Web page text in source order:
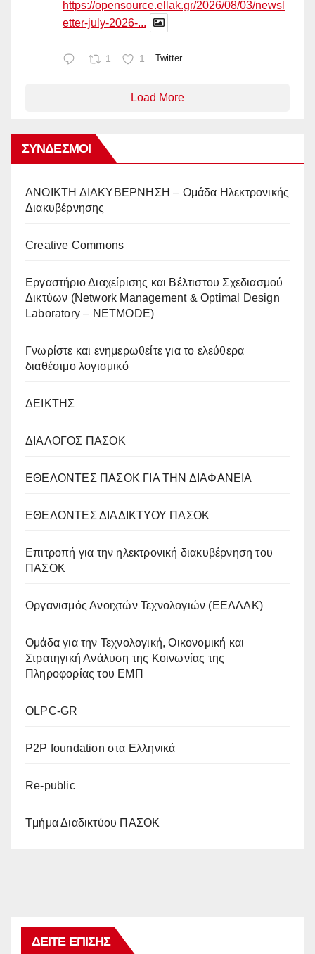
https://opensource.ellak.gr/2026/08/03/newsl
etter-july-2026-...
1 1 Twitter
Load More
ΣΎΝΔΕΣΜΟΙ
AΝΟΙΚΤΗ ΔΙΑΚΥΒΕΡΝΗΣΗ – Ομάδα Ηλεκτρονικής
Διακυβέρνησης
Creative Commons
Eργαστήριο Διαχείρισης και Βέλτιστου Σχεδιασμού
Δικτύων (Network Management & Optimal Design
Laboratory – NETMODE)
Γνωρίστε και ενημερωθείτε για το ελεύθερα
διαθέσιμο λογισμικό
ΔΕΙΚΤΗΣ
ΔΙΑΛΟΓΟΣ ΠΑΣΟΚ
ΕΘΕΛΟΝΤΕΣ ΠΑΣΟΚ ΓΙΑ ΤΗΝ ΔΙΑΦΑΝΕΙΑ
ΕΘΕΛΟΝΤΕΣ ΔΙΑΔΙΚΤΥΟΥ ΠΑΣΟΚ
Επιτροπή για την ηλεκτρονική διακυβέρνηση του
ΠΑΣΟΚ
Οργανισμός Ανοιχτών Τεχνολογιών (ΕΕΛΛΑΚ)
Oμάδα για την Τεχνολογική, Οικονομική και
Στρατηγική Ανάλυση της Κοινωνίας της
Πληροφορίας του ΕΜΠ
OLPC-GR
P2P foundation στα Ελληνικά
Re-public
Tμήμα Διαδικτύου ΠΑΣΟΚ
ΔΕΊΤΕ ΕΠΊΣΗΣ